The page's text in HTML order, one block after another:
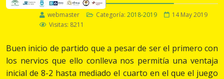
webmaster Categoría: 2018-2019
14 May 2019
Visitas: 8211
Buen inicio de partido que a pesar de ser el primero con
los nervios que ello conlleva nos permitía una ventaja
inicial de 8-2 hasta mediado el cuarto en el que el juego